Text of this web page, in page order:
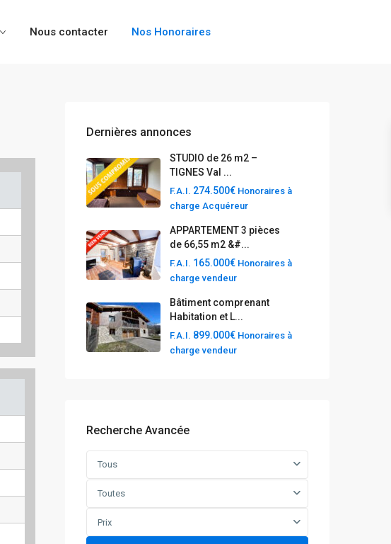
Nous contacter Nos Honoraires
Dernières annonces
STUDIO de 26 m2 –
TIGNES Val ...
F.A.I. 274.500€ Honoraires à
charge Acquéreur
APPARTEMENT 3 pièces
de 66,55 m2 &#...
F.A.I. 165.000€ Honoraires à
charge vendeur
Bâtiment comprenant
Habitation et L...
F.A.I. 899.000€ Honoraires à
charge vendeur
Recherche Avancée
Tous
Toutes
Prix